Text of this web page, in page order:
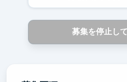
募集を停止し